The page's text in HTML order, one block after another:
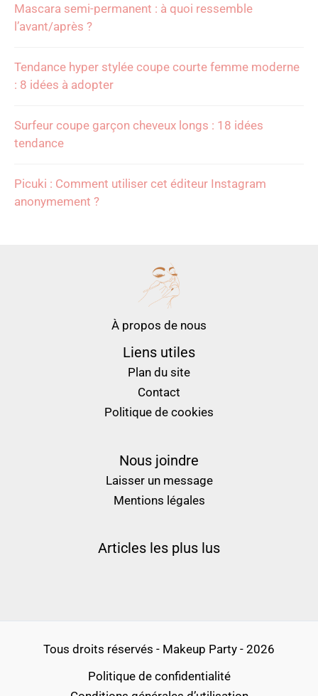
Mascara semi-permanent : à quoi ressemble
l’avant/après ?
Tendance hyper stylée coupe courte femme moderne
: 8 idées à adopter
Surfeur coupe garçon cheveux longs : 18 idées
tendance
Picuki : Comment utiliser cet éditeur Instagram
anonymement ?
À propos de nous
Liens utiles
Plan du site
Contact
Politique de cookies
Nous joindre
Laisser un message
Mentions légales
Articles les plus lus
Tous droits réservés - Makeup Party - 2026
Politique de confidentialité